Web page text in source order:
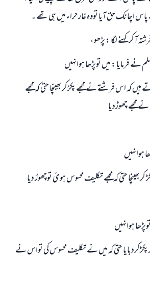
اچانک حق آيا تووہ غارحراء میں ہی تھے ۔
لگا : پڑھو ،
نے فرمایا : میں توپڑھا ہوانہیں
ہیں کہ اس فرشتے نے مجھے پکڑکر بھینچا حتی کہ مجھے
چھوڑدیا
ہوانہیں
حتی کہ مجھے تکلیف محسوس ہوئ توچھوڑ دیا
ہوانہیں
حتی کہ میں نے تکلیف محسوس کی تواس نے